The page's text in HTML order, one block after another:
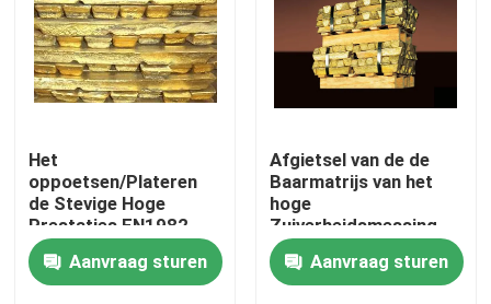
Het
oppoetsen/Plateren
de Stevige Hoge
Prestaties EN1982
2008
CB753S/CC753S van
de Messingsbaar
Aanvraag sturen
Afgietsel van de de
Baarmatrijs van het
hoge
Zuiverheidsmessing
zhsi64-1 Loodvrij
Messing met Silicium
Aanvraag sturen